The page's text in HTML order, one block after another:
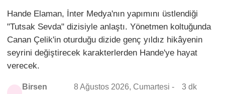
Hande Elaman, İnter Medya'nın yapımını üstlendiği
"Tutsak Sevda" dizisiyle anlaştı. Yönetmen koltuğunda
Canan Çelik'in oturduğu dizide genç yıldız hikâyenin
seyrini değiştirecek karakterlerden Hande'ye hayat
verecek.
Birsen
8 Ağustos 2026, Cumartesi -
3 dk